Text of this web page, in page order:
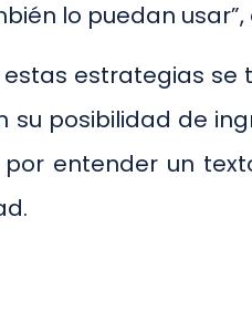
lo puedan
estrategias
su posibilidad de
entender un